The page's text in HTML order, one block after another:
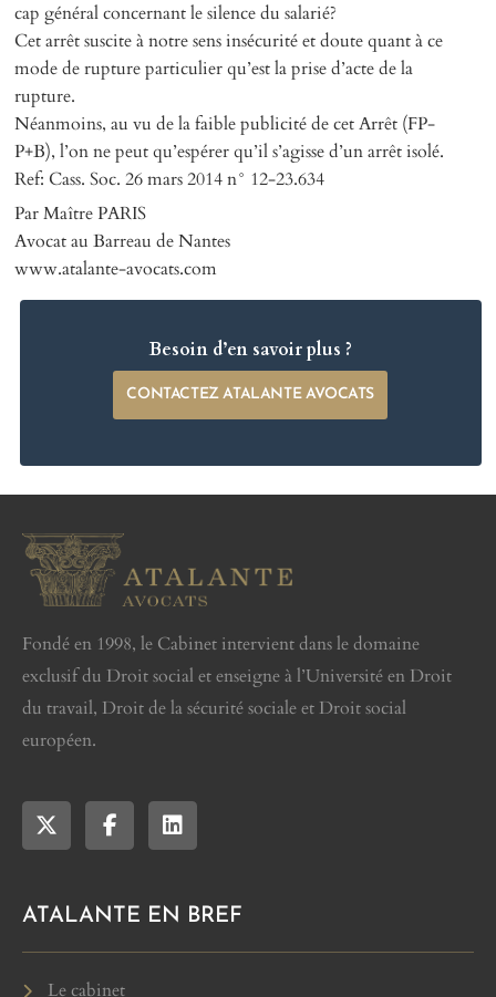
cap général concernant le silence du salarié?
Cet arrêt suscite à notre sens insécurité et doute quant à ce
mode de rupture particulier qu’est la prise d’acte de la
rupture.
Néanmoins, au vu de la faible publicité de cet Arrêt (FP-
P+B), l’on ne peut qu’espérer qu’il s’agisse d’un arrêt isolé.
Ref: Cass. Soc. 26 mars 2014 n° 12-23.634
Par Maître PARIS
Avocat au Barreau de Nantes
www.atalante-avocats.com
Besoin d’en savoir plus ?
CONTACTEZ ATALANTE AVOCATS
Fondé en 1998, le Cabinet intervient dans le domaine
exclusif du Droit social et enseigne à l’Université en Droit
du travail, Droit de la sécurité sociale et Droit social
européen.
ATALANTE EN BREF
Le cabinet